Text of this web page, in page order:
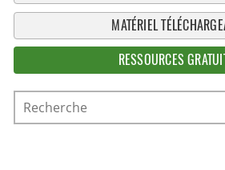
MATÉRIEL
RESSOURCES
Recherche